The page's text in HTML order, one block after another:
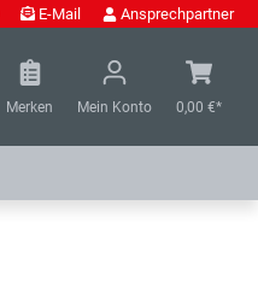
E-Mail Ansprechpartner
Merken Mein Konto 0,00 €*